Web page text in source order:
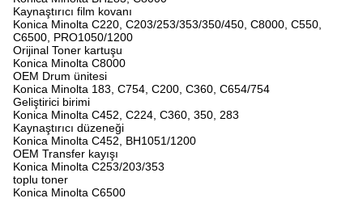
Kaynaştırıcı film kovanı
Konica Minolta C220, C203/253/353/350/450, C8000, C550,
C6500, PRO1050/1200
Orijinal Toner kartuşu
Konica Minolta C8000
OEM Drum ünitesi
Konica Minolta 183, C754, C200, C360, C654/754
Geliştirici birimi
Konica Minolta C452, C224, C360, 350, 283
Kaynaştırıcı düzeneği
Konica Minolta C452, BH1051/1200
OEM Transfer kayışı
Konica Minolta C253/203/353
toplu toner
Konica Minolta C6500